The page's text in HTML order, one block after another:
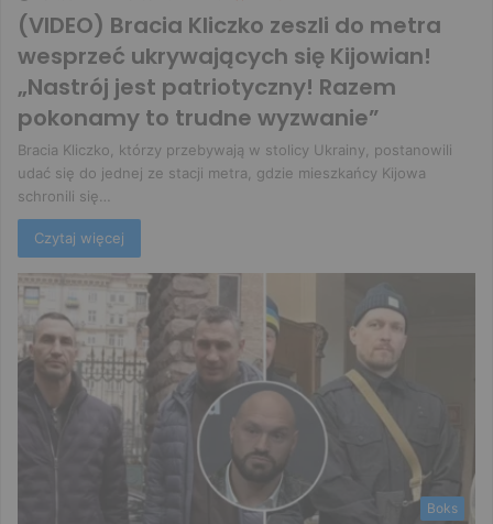
(VIDEO) Bracia Kliczko zeszli do metra
wesprzeć ukrywających się Kijowian!
„Nastrój jest patriotyczny! Razem
pokonamy to trudne wyzwanie”
Bracia Kliczko, którzy przebywają w stolicy Ukrainy, postanowili
udać się do jednej ze stacji metra, gdzie mieszkańcy Kijowa
schronili się…
Czytaj więcej
Boks